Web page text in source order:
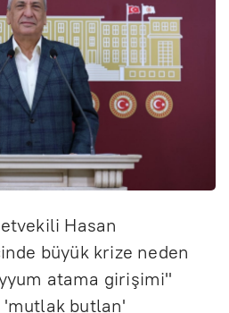
Hasan
büyük krize neden
atama girişimi"
butlan'